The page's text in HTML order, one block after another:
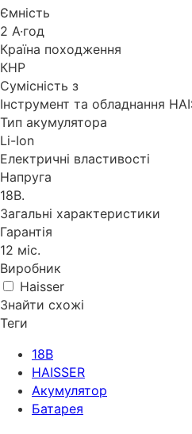
Ємність
2 А·год
Країна походження
КНР
Сумісність з
Інструмент та обладнання
Тип акумулятора
Li-Ion
Електричні властивості
Напруга
18В.
Загальні характеристики
Гарантія
12 міс.
Виробник
Haisser
Знайти схожі
Теги
18В
HAISSER
Акумулятор
Батарея